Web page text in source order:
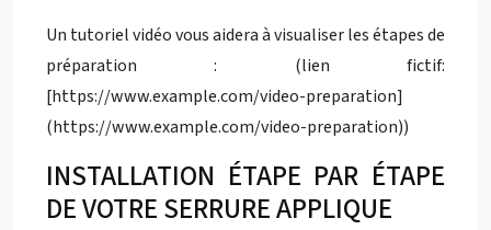
Un tutoriel vidéo vous aidera à visualiser les étapes de
préparation : (lien fictif:
[https://www.example.com/video-preparation]
(https://www.example.com/video-preparation))
INSTALLATION ÉTAPE PAR ÉTAPE
DE VOTRE SERRURE APPLIQUE